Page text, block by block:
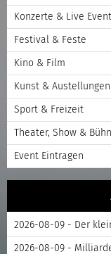
Konzerte & Live
Festival & Feste
Kino & Film
Kunst & Austellungen
Sport & Freizeit
Theater, Show &
Event Eintragen
2026-08-09 - Der
2026-08-09 -